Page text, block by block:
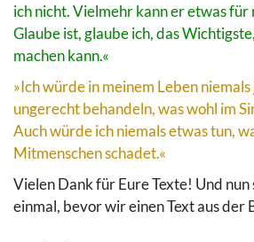
ich nicht. Vielmehr kann er etwas für
Glaube ist, glaube ich, das
machen kann.«
»Ich würde in meinem Leben
ungerecht behandeln, was wohl im
Auch würde ich niemals etwas tun,
Mitmenschen schadet.«
Vielen Dank für Eure Texte! Und nun
einmal, bevor wir einen Text aus der